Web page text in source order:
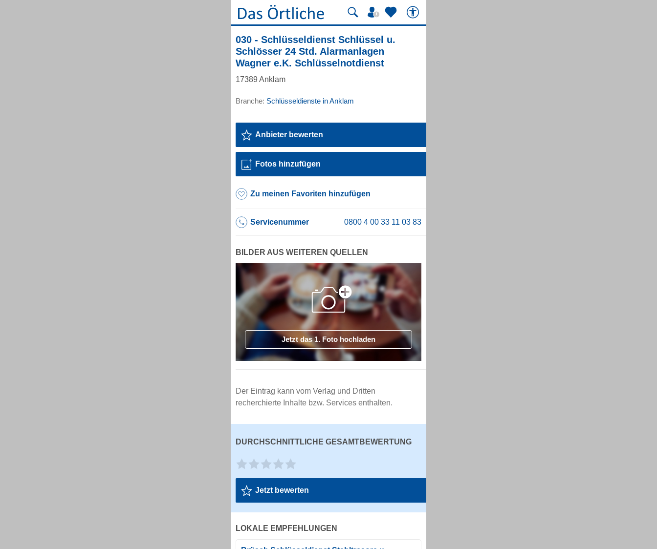
030 - Schlüsseldienst Schlüssel u.
Schlösser 24 Std. Alarmanlagen
Wagner e.K. Schlüsselnotdienst
17389 Anklam
Branche: Schlüsseldienste in Anklam
Anbieter bewerten
Fotos hinzufügen
Zu meinen Favoriten hinzufügen
Servicenummer
BILDER AUS WEITEREN QUELLEN
Jetzt das 1. Foto hochladen
Der Eintrag kann vom Verlag und Dritten
recherchierte Inhalte bzw. Services enthalten.
DURCHSCHNITTLICHE GESAMTBEWERTUNG
Jetzt bewerten
LOKALE EMPFEHLUNGEN